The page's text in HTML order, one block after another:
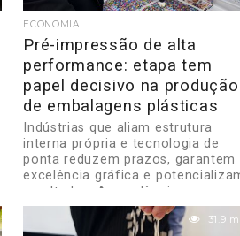
ECONOMIA
Pré-impressão de alta
performance: etapa tem
papel decisivo na produção
de embalagens plásticas
Indústrias que aliam estrutura
interna própria e tecnologia de
ponta reduzem prazos, garantem
excelência gráfica e
resultados. A excelência na
impressão...
31.9